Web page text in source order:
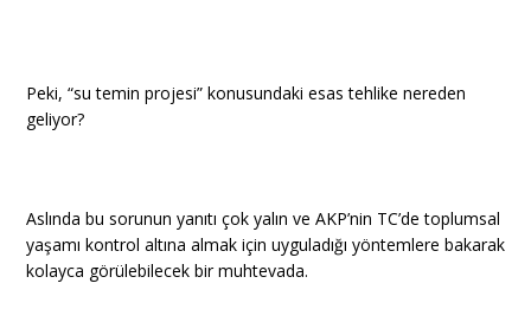
Peki, “su temin projesi” konusundaki esas tehlike nereden
geliyor?
Aslında bu sorunun yanıtı çok yalın ve AKP’nin TC’de toplumsal
yaşamı kontrol altına almak için uyguladığı yöntemlere bakarak
kolayca görülebilecek bir muhtevada.